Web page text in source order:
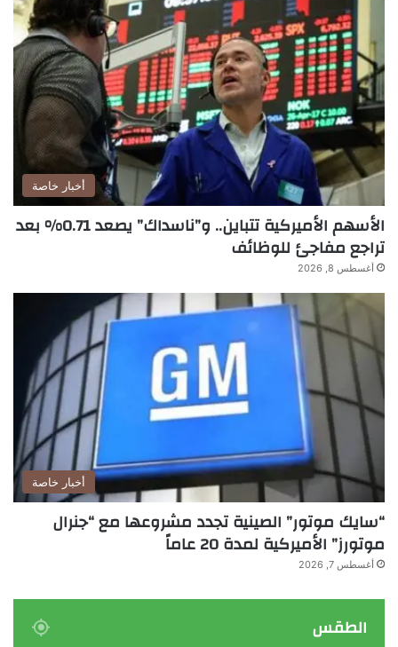
أخبار خاصة
الأسهم الأميركية تتباين.. و”ناسداك” يصعد 0.71% بعد
تراجع مفاجئ للوظائف
أغسطس 8, 2026
أخبار خاصة
“سايك موتور” الصينية تجدد مشروعها مع “جنرال
موتورز” الأميركية لمدة 20 عاماً
أغسطس 7, 2026
الطقس